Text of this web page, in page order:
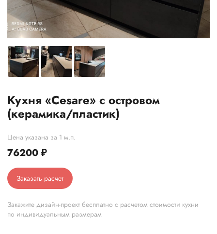
Кухня «Cesare» с островом
(керамика/пластик)
Цена указана за 1 м.п.
76200 ₽
Заказать расчет
Закажите дизайн-проект бесплатно с расчетом стоимости кухни
по индивидуальным размерам